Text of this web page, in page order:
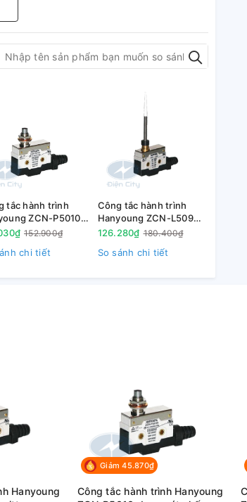
tắc hành trình
ZCN-P5010
nút nhấn152.900₫
chi tiết
Công tắc hành trình
Hanyoung ZCN-L509
dạng cần lò xo đầu nhựa
126.280₫ 180.400₫
So sánh chi tiết
Hanyoung
Giảm 45.870₫
Công tắc hành trình Hanyoung